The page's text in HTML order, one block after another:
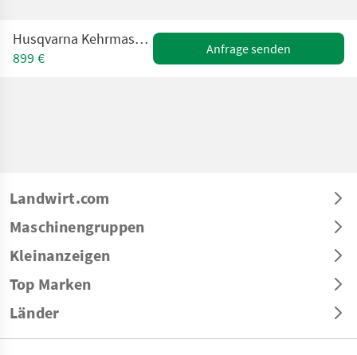
Husqvarna Kehrmaschine für Rasentraktor
899 €
Anfrage senden
Landwirt.com
Maschinengruppen
Kleinanzeigen
Top Marken
Länder